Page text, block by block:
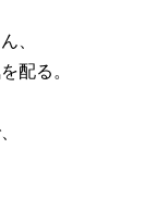
、
配る。